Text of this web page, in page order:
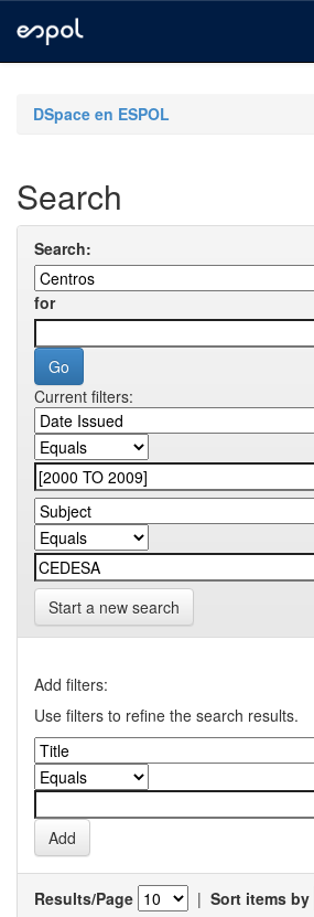
navigationDSpace en ESPOL
Search
Search:
for
Current filters:
Start a new search
Add filters:
Use filters to refine the search results.
Results/Page | Sort items by